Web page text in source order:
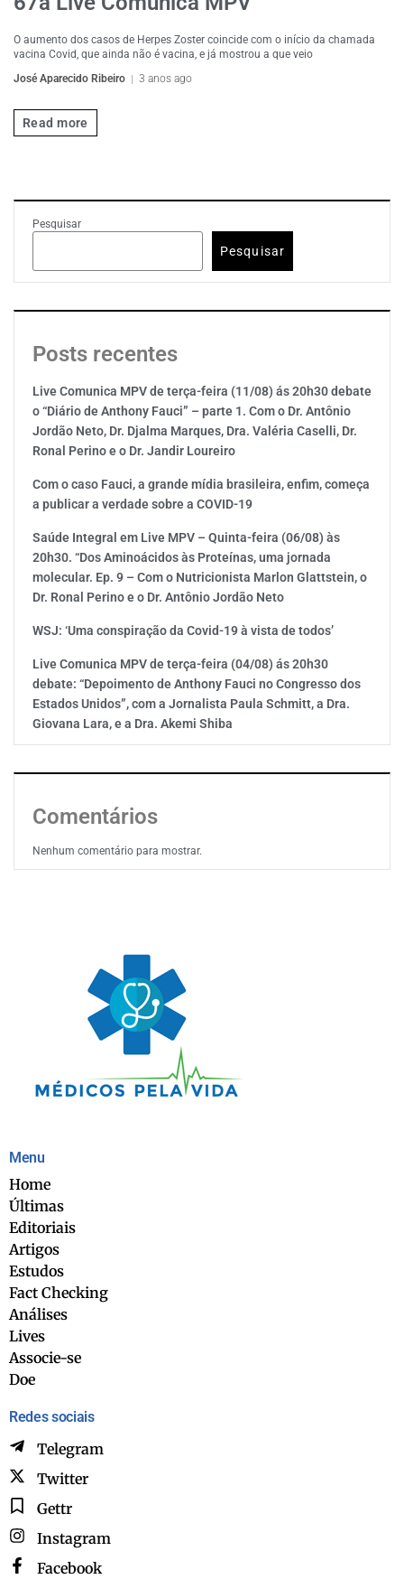
O aumento dos casos de Herpes Zoster coincide com o início da chamada
vacina Covid, que ainda não é vacina, e já mostrou a que veio
José Aparecido Ribeiro
3 anos ago
Read more
Pesquisar
Pesquisar
Posts recentes
Live Comunica MPV de terça-feira (11/08) ás 20h30 debate
o “Diário de Anthony Fauci” – parte 1. Com o Dr. Antônio
Jordão Neto, Dr. Djalma Marques, Dra. Valéria Caselli, Dr.
Ronal Perino e o Dr. Jandir Loureiro
Com o caso Fauci, a grande mídia brasileira, enfim, começa
a publicar a verdade sobre a COVID-19
Saúde Integral em Live MPV – Quinta-feira (06/08) às
20h30. “Dos Aminoácidos às Proteínas, uma jornada
molecular. Ep. 9 – Com o Nutricionista Marlon Glattstein, o
Dr. Ronal Perino e o Dr. Antônio Jordão Neto
WSJ: ‘Uma conspiração da Covid-19 à vista de todos’
Live Comunica MPV de terça-feira (04/08) ás 20h30
debate: “Depoimento de Anthony Fauci no Congresso dos
Estados Unidos”, com a Jornalista Paula Schmitt, a Dra.
Giovana Lara, e a Dra. Akemi Shiba
Comentários
Nenhum comentário para mostrar.
Menu
Home
Últimas
Editoriais
Artigos
Estudos
Fact Checking
Análises
Lives
Associe-se
Doe
Redes sociais
Telegram
Twitter
Gettr
Instagram
Facebook